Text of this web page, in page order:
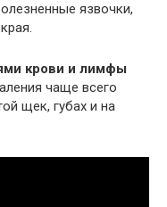
язвочки,
крови и лимфы
чаще всего
щек, губах и на